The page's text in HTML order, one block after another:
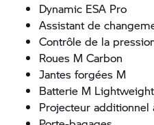
Dynamic ESA Pro
Assistant de
Contrôle de la
Roues M Carbon
Jantes forgées M
Batterie M Lightweight
Projecteur additionnel